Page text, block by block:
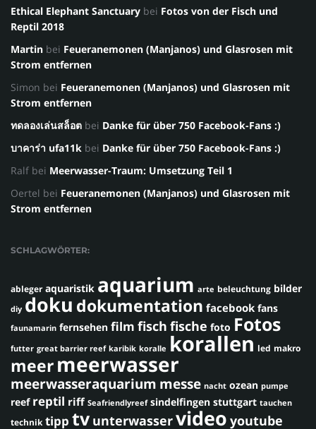
Ethical Elephant Sanctuary bei Fotos von der Fisch und
Reptil 2018
Martin bei Feueranemonen (Manjanos) und Glasrosen mit
Strom entfernen
Simon bei Feueranemonen (Manjanos) und Glasrosen mit
Strom entfernen
ทดลองเล่นสล็อต bei Danke für über 750 Facebook-Fans :)
บาคาร่า ufa11k bei Danke für über 750 Facebook-Fans :)
Ralf bei Meerwasser-Traum: Umsetzung Teil 1
Oertel bei Feueranemonen (Manjanos) und Glasrosen mit
Strom entfernen
SCHLAGWÖRTER:
ableger aquaristik aquarium arte beleuchtung bilder
diy doku dokumentation facebook fans
faunamarin fernsehen film fisch fische foto Fotos
futter great barrier reef karibik koralle korallen led makro
meermeerwasser
meerwasseraquarium messe nacht ozean pumpe
reef reptil riff Seafriendlyreef sindelfingen stuttgart tauchen
technik tipp tv unterwasservideo youtube